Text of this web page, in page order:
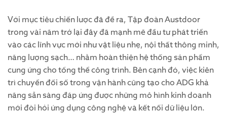
Với mục tiêu chiến lược đã đề ra, Tập đoàn Austdoor
trong vài năm trở lại đây đã mạnh mẽ đầu tư phát triển
vào các lĩnh vực mới như vật liệu nhẹ, nội thất thông minh,
năng lượng sạch… nhằm hoàn thiện hệ thống sản phẩm
cung ứng cho tổng thể công trình. Bên cạnh đó, việc kiên
trì chuyển đối số trong vận hành cũng tạo cho ADG khả
năng sẵn sàng đáp ứng được những mô hình kinh doanh
mới đòi hỏi ứng dụng công nghệ và kết nối dữ liệu lớn.